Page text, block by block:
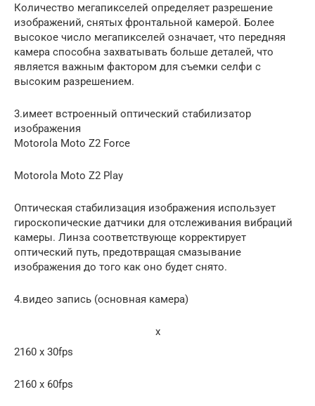
Количество мегапикселей определяет разрешение
изображений, снятых фронтальной камерой. Более
высокое число мегапикселей означает, что передняя
камера способна захватывать больше деталей, что
является важным фактором для съемки селфи с
высоким разрешением.
3.имеет встроенный оптический стабилизатор
изображения
Motorola Moto Z2 Force
Motorola Moto Z2 Play
Оптическая стабилизация изображения использует
гироскопические датчики для отслеживания вибраций
камеры. Линза соответствующе корректирует
оптический путь, предотвращая смазывание
изображения до того как оно будет снято.
4.видео запись (основная камера)
x
2160 x 30fps
2160 x 60fps